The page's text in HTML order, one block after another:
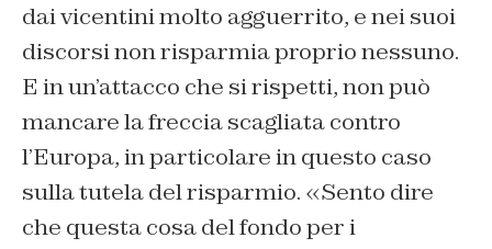
dai vicentini molto agguerrito, e nei suoi
discorsi non risparmia proprio nessuno.
E in un’attacco che si rispetti, non può
mancare la freccia scagliata contro
l’Europa, in particolare in questo caso
sulla tutela del risparmio. «Sento dire
che questa cosa del fondo per i